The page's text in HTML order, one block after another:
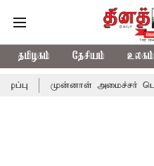
தமிழகம் தேசியம் உலகம்
அமைச்சர் பொன்முடிக்கு